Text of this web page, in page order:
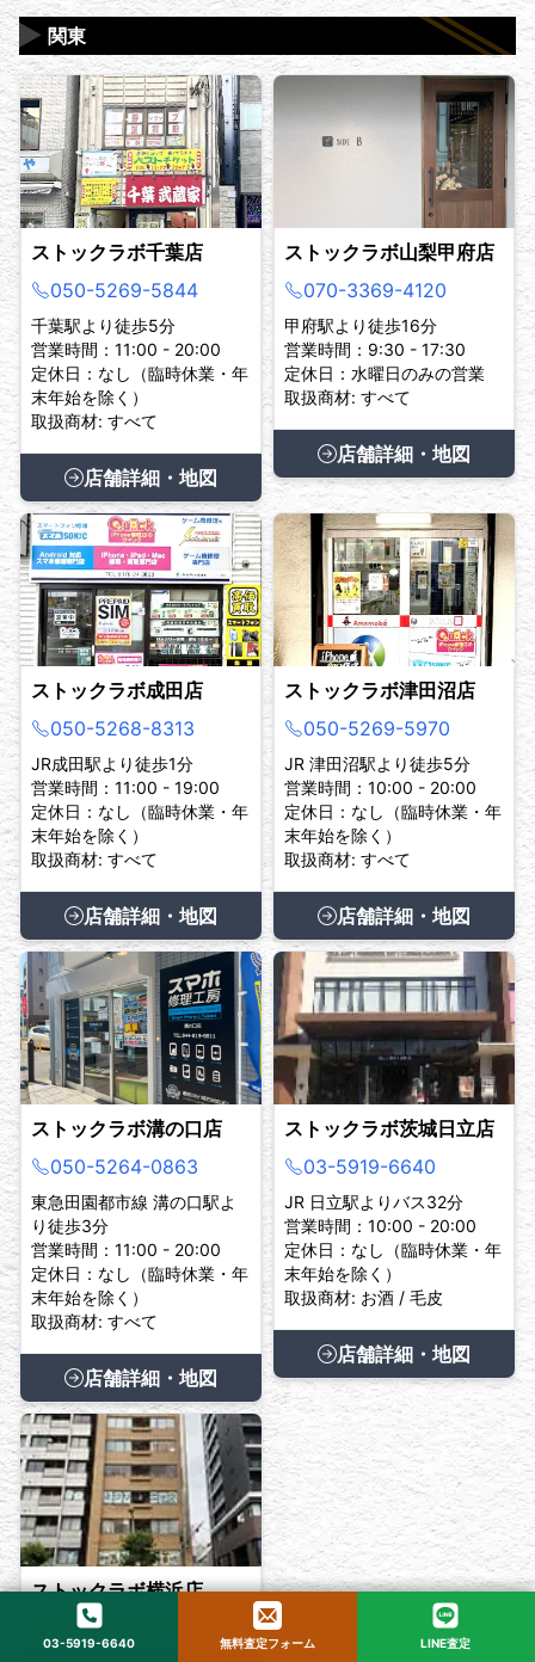
関東
▶
ストックラボ千葉店
050-5269-5844
千葉駅より徒歩5分
営業時間：11:00 - 20:00
定休日：なし（臨時休業・年
末年始を除く）
取扱商材: すべて
店舗詳細・地図
ストックラボ山梨甲府店
070-3369-4120
甲府駅より徒歩16分
営業時間：9:30 - 17:30
定休日：水曜日のみの営業
取扱商材: すべて
店舗詳細・地図
ストックラボ成田店
050-5268-8313
JR成田駅より徒歩1分
営業時間：11:00 - 19:00
定休日：なし（臨時休業・年
末年始を除く）
取扱商材: すべて
店舗詳細・地図
ストックラボ津田沼店
050-5269-5970
JR 津田沼駅より徒歩5分
営業時間：10:00 - 20:00
定休日：なし（臨時休業・年
末年始を除く）
取扱商材: すべて
店舗詳細・地図
ストックラボ溝の口店
050-5264-0863
東急田園都市線 溝の口駅よ
り徒歩3分
営業時間：11:00 - 20:00
定休日：なし（臨時休業・年
末年始を除く）
取扱商材: すべて
店舗詳細・地図
ストックラボ茨城日立店
03-5919-6640
JR 日立駅よりバス32分
営業時間：10:00 - 20:00
定休日：なし（臨時休業・年
末年始を除く）
取扱商材: お酒 / 毛皮
店舗詳細・地図
ストックラボ横浜店
現在、臨時休業中です。
03-5919-6640 無料査定フォーム LINE査定